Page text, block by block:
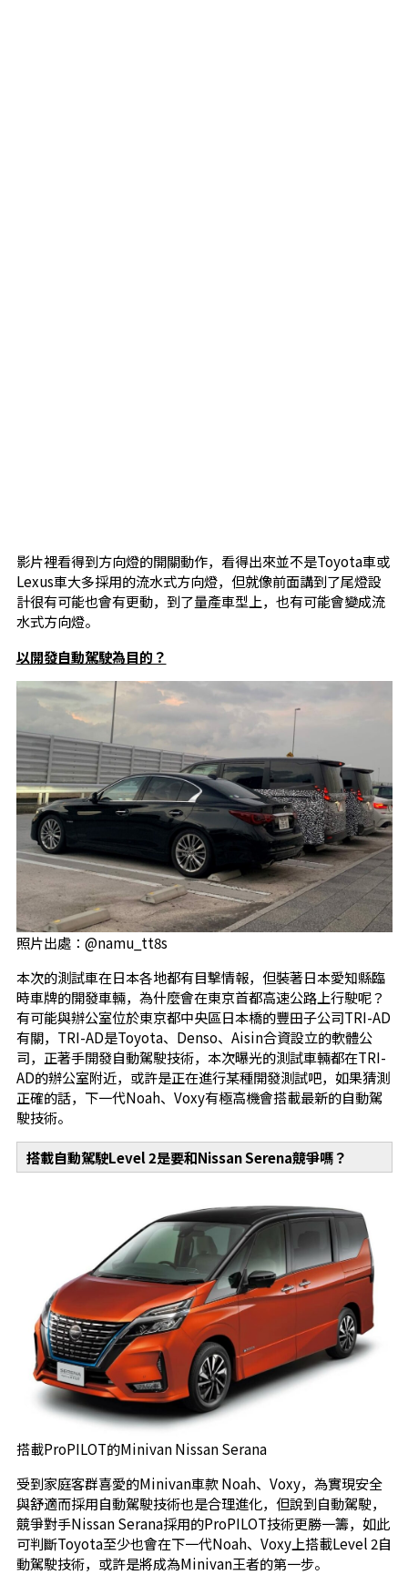
影片裡看得到方向燈的開關動作，看得出來並不是Toyota車或
Lexus車大多採用的流水式方向燈，但就像前面講到了尾燈設
計很有可能也會有更動，到了量產車型上，也有可能會變成流
水式方向燈。
以開發自動駕駛為目的？
照片出處：@namu_tt8s
本次的測試車在日本各地都有目擊情報，但裝著日本愛知縣臨
時車牌的開發車輛，為什麼會在東京首都高速公路上行駛呢？
有可能與辦公室位於東京都中央區日本橋的豐田子公司TRI-AD
有關，TRI-AD是Toyota、Denso、Aisin合資設立的軟體公
司，正著手開發自動駕駛技術，本次曝光的測試車輛都在TRI-
AD的辦公室附近，或許是正在進行某種開發測試吧，如果猜測
正確的話，下一代Noah、Voxy有極高機會搭載最新的自動駕
駛技術。
搭載自動駕駛Level 2是要和Nissan Serena競爭嗎？
搭載ProPILOT的Minivan Nissan Serana
受到家庭客群喜愛的Minivan車款 Noah、Voxy，為實現安全
與舒適而採用自動駕駛技術也是合理進化，但說到自動駕駛，
競爭對手Nissan Serana採用的ProPILOT技術更勝一籌，如此
可判斷Toyota至少也會在下一代Noah、Voxy上搭載Level 2自
動駕駛技術，或許是將成為Minivan王者的第一步。